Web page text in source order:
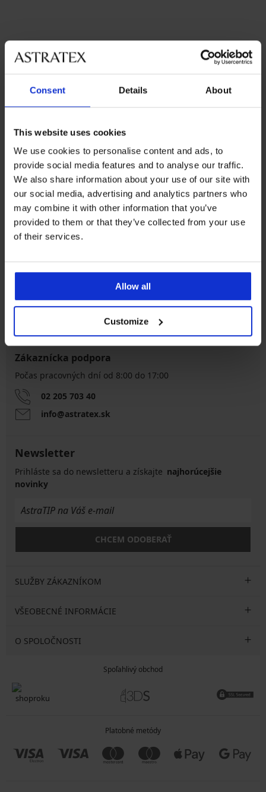
Consent Details About
This website uses cookies
We use cookies to personalise content and ads, to
provide social media features and to analyse our traffic.
We also share information about your use of our site with
our social media, advertising and analytics partners who
may combine it with other information that you’ve
provided to them or that they’ve collected from your use
of their services.
Allow all
Customize
Najobľúbenejšie značky
Najčastejšie vyberané farby
čierna
ružová modrá smotanová
Najčastejsie vyberané veľkosti
M XL XXL
Výmena a vrátenie
zadarmo
Výhodné poštovné
Chytrý sprievodca
Zákaznícka podpora
Počas pracovných dní od 8:00 do 17:00
02 205 703 40
info@astratex.sk
Newsletter
Prihláste sa do newsletteru a získajte najhorúcejšie
novinky
CHCEM ODOBERAŤ
SLUŽBY ZÁKAZNÍKOM
VŠEOBECNÉ INFORMÁCIE
O SPOLOČNOSTI
Spoľahlivý obchod
Platobné metódy